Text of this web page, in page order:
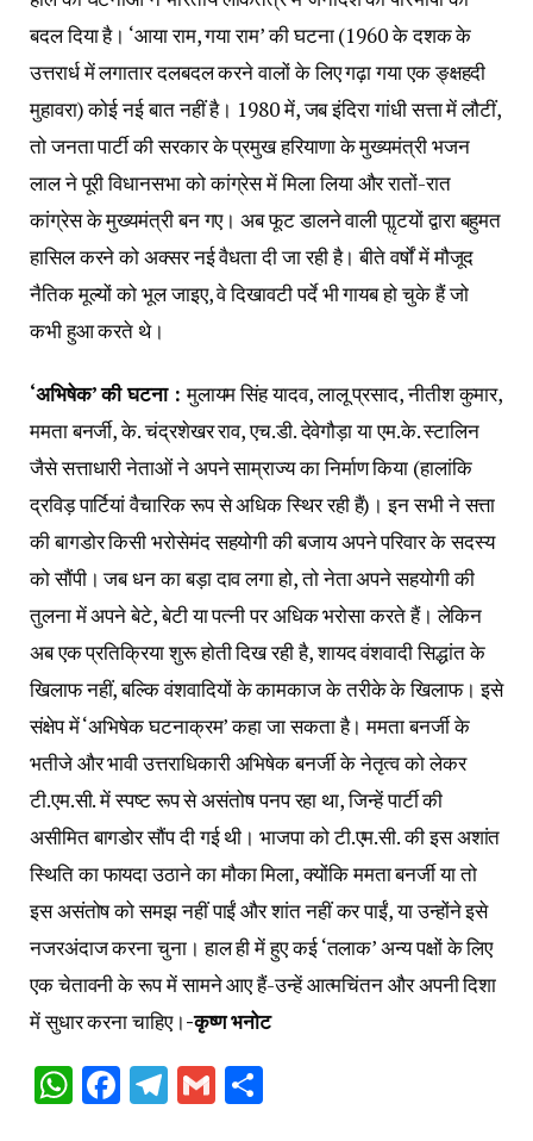
बदल दिया है। ‘आया राम, गया राम’ की घटना (1960 के दशक के
उत्तरार्ध में लगातार दलबदल करने वालों के लिए गढ़ा गया एक ङ्क्षहदी
मुहावरा) कोई नई बात नहीं है। 1980 में, जब इंदिरा गांधी सत्ता में लौटीं,
तो जनता पार्टी की सरकार के प्रमुख हरियाणा के मुख्यमंत्री भजन
लाल ने पूरी विधानसभा को कांग्रेस में मिला लिया और रातों-रात
कांग्रेस के मुख्यमंत्री बन गए। अब फूट डालने वाली पाॢटयों द्वारा बहुमत
हासिल करने को अक्सर नई वैधता दी जा रही है। बीते वर्षों में मौजूद
नैतिक मूल्यों को भूल जाइए, वे दिखावटी पर्दे भी गायब हो चुके हैं जो
कभी हुआ करते थे।
‘अभिषेक’ की घटना :मुलायम सिंह यादव, लालू प्रसाद, नीतीश कुमार,
ममता बनर्जी, के. चंद्रशेखर राव, एच.डी. देवेगौड़ा या एम.के. स्टालिन
जैसे सत्ताधारी नेताओं ने अपने साम्राज्य का निर्माण किया (हालांकि
द्रविड़ पार्टियां वैचारिक रूप से अधिक स्थिर रही हैं)। इन सभी ने सत्ता
की बागडोर किसी भरोसेमंद सहयोगी की बजाय अपने परिवार के सदस्य
को सौंपी। जब धन का बड़ा दाव लगा हो, तो नेता अपने सहयोगी की
तुलना में अपने बेटे, बेटी या पत्नी पर अधिक भरोसा करते हैं। लेकिन
अब एक प्रतिक्रिया शुरू होती दिख रही है, शायद वंशवादी सिद्धांत के
खिलाफ नहीं, बल्कि वंशवादियों के कामकाज के तरीके के खिलाफ। इसे
संक्षेप में ‘अभिषेक घटनाक्रम’ कहा जा सकता है। ममता बनर्जी के
भतीजे और भावी उत्तराधिकारी अभिषेक बनर्जी के नेतृत्व को लेकर
टी.एम.सी. में स्पष्ट रूप से असंतोष पनप रहा था, जिन्हें पार्टी की
असीमित बागडोर सौंप दी गई थी। भाजपा को टी.एम.सी. की इस अशांत
स्थिति का फायदा उठाने का मौका मिला, क्योंकि ममता बनर्जी या तो
इस असंतोष को समझ नहीं पाईं और शांत नहीं कर पाईं, या उन्होंने इसे
नजरअंदाज करना चुना। हाल ही में हुए कई ‘तलाक’ अन्य पक्षों के लिए
एक चेतावनी के रूप में सामने आए हैं-उन्हें आत्मचिंतन और अपनी दिशा
में सुधार करना चाहिए।-कृष्ण भनोट
WhatsApp
Facebook
Telegram
Gmail